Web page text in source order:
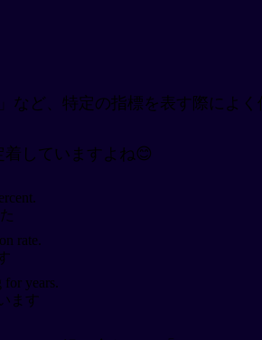
など、特定の指標を表す際によく
着していますよね😊
rate.
for years.
ます